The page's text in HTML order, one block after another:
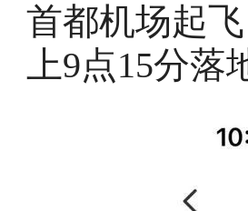
首都机场起
上9点15分落